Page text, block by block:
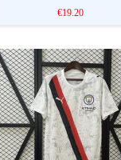
€19.20